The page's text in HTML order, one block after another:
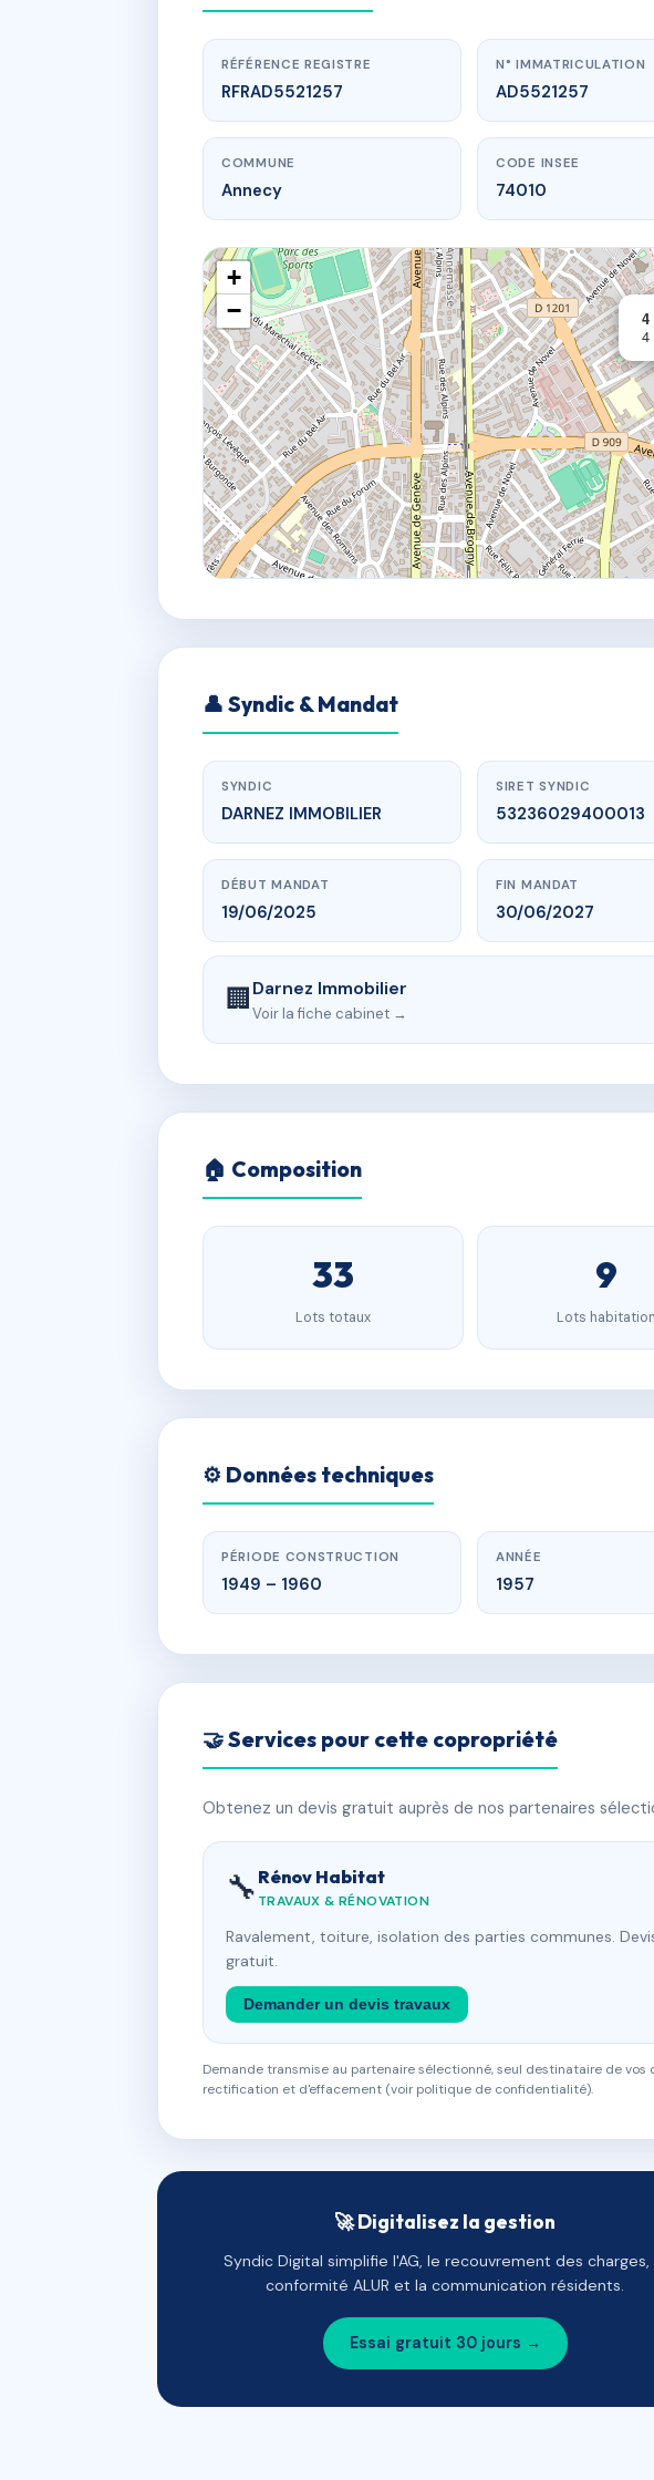
www.vme.plus/
4 RUE ALBERT
4 r albert samain74000
RÉFÉRENCE REGISTRE
RFRAD5521257
N° IMMATRICULATION
AD5521257
COMMUNE
Annecy
CODE INSEE
74010
4
4
+
−
👤 Syndic & Mandat
SYNDIC
DARNEZ IMMOBILIER
SIRET SYNDIC
53236029400013
DÉBUT MANDAT
19/06/2025
FIN MANDAT
30/06/2027
🏢Darnez Immobilier
Voir la fiche cabinet →
🏠 Composition
33
Lots totaux
9
Lots habitation
⚙️ Données techniques
PÉRIODE CONSTRUCTION
1949 – 1960
ANNÉE
1957
🤝 Services pour cette copropriété
Obtenez un devis gratuit auprès de nos partenaires
🔧 Rénov Habitat
TRAVAUX & RÉNOVATION
Ravalement, toiture, isolation des parties communes.
gratuit.
Demander un devis travaux
Demande transmise au partenaire sélectionné, seul destinataire de
rectification et d'effacement (voir politique de confidentialité).
🚀 Digitalisez la gestion
Syndic Digital simplifie l'AG, le recouvrement des charges,
conformité ALUR et la communication résidents.
Essai gratuit 30 jours →